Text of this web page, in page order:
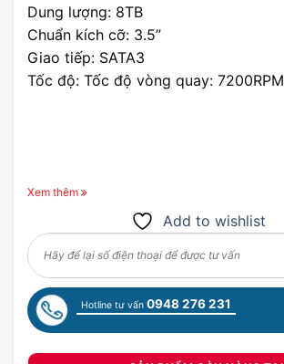
Dung lượng: 8TB
Chuẩn kích cỡ: 3.5”
Giao tiếp: SATA3
Tốc độ: Tốc độ vòng quay: 7200RPM
Xem thêm
Add to wishlist
Hotline tư vấn 0948 276 231